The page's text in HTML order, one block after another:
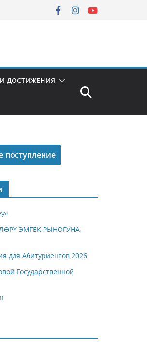
ДОСТИЖЕНИЯ
поступление
ЭМГЕК РЫНОГУНА
для Абитуриентов 2026
Государственной